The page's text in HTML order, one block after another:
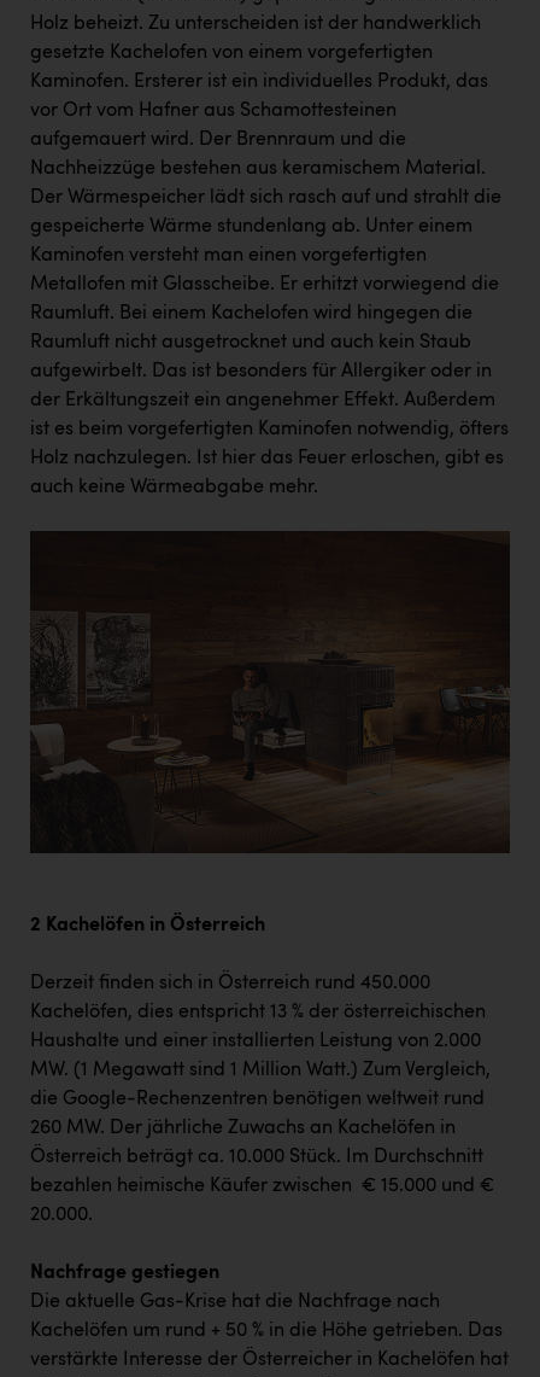
Holz beheizt. Zu unterscheiden ist der handwerklich
gesetzte Kachelofen von einem vorgefertigten
Kaminofen. Ersterer ist ein individuelles Produkt, das
vor Ort vom Hafner aus Schamottesteinen
aufgemauert wird. Der Brennraum und die
Nachheizzüge bestehen aus keramischem Material.
Der Wärmespeicher lädt sich rasch auf und strahlt die
gespeicherte Wärme stundenlang ab. Unter einem
Kaminofen versteht man einen vorgefertigten
Metallofen mit Glasscheibe. Er erhitzt vorwiegend die
Raumluft. Bei einem Kachelofen wird hingegen die
Raumluft nicht ausgetrocknet und auch kein Staub
aufgewirbelt. Das ist besonders für Allergiker oder in
der Erkältungszeit ein angenehmer Effekt. Außerdem
ist es beim vorgefertigten Kaminofen notwendig, öfters
Holz nachzulegen. Ist hier das Feuer erloschen, gibt es
auch keine Wärmeabgabe mehr.
2 Kachelöfen in Österreich
Derzeit finden sich in Österreich rund 450.000
Kachelöfen, dies entspricht 13 % der österreichischen
Haushalte und einer installierten Leistung von 2.000
MW. (1 Megawatt sind 1 Million Watt.) Zum Vergleich,
die Google-Rechenzentren benötigen weltweit rund
260 MW. Der jährliche Zuwachs an Kachelöfen in
Österreich beträgt ca. 10.000 Stück. Im Durchschnitt
bezahlen heimische Käufer zwischen € 15.000 und €
20.000.
Nachfrage gestiegen
Die aktuelle Gas-Krise hat die Nachfrage nach
Kachelöfen um rund + 50 % in die Höhe getrieben. Das
verstärkte Interesse der Österreicher in Kachelöfen hat